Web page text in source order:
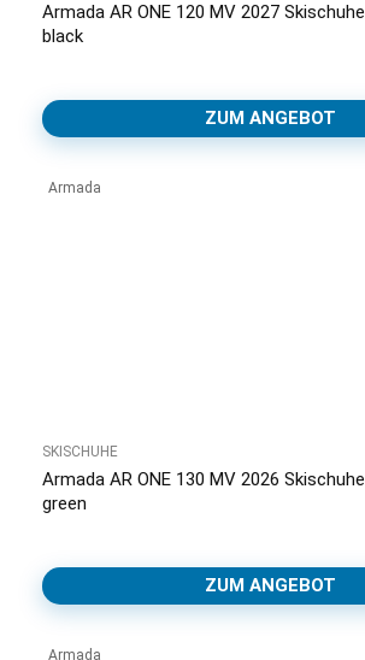
Armada AR ONE 120 MV 2027 Skischuhe
black
ZUM ANGEBOT
Armada
SKISCHUHE
Armada AR ONE 130 MV 2026 Skischuhe
green
ZUM ANGEBOT
Armada